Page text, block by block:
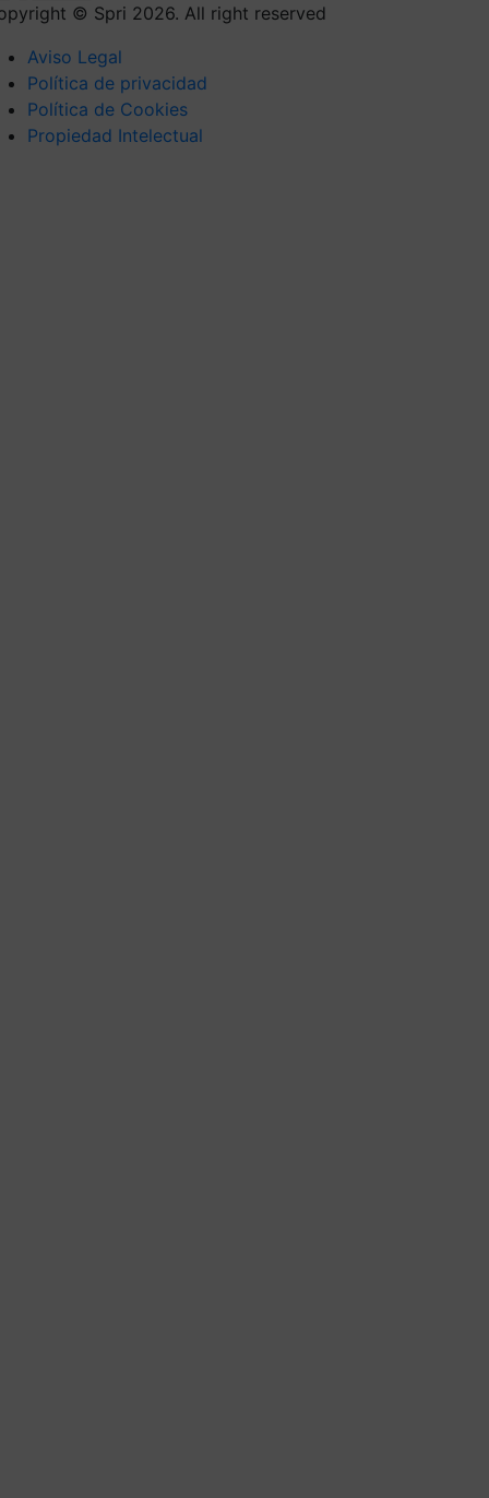
© Spri 2026. All right reserved
Aviso Legal
Política de privacidad
Política de Cookies
Propiedad Intelectual